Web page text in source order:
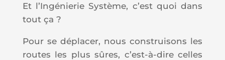
Et l’Ingénierie Système, c’est quoi dans
tout ça ?
Pour se déplacer, nous construisons les
routes les plus sûres, c’est-à-dire celles